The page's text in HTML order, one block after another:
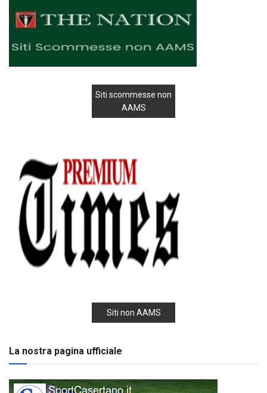
Siti scommesse non
AAMS
Siti non AAMS
La nostra pagina ufficiale